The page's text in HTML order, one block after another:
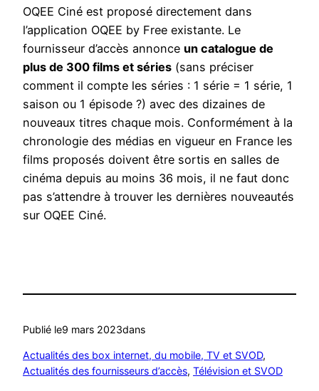
OQEE Ciné est proposé directement dans
l’application OQEE by Free existante. Le
fournisseur d’accès annonce un catalogue de
plus de 300 films et séries (sans préciser
comment il compte les séries : 1 série = 1 série, 1
saison ou 1 épisode ?) avec des dizaines de
nouveaux titres chaque mois. Conformément à la
chronologie des médias en vigueur en France les
films proposés doivent être sortis en salles de
cinéma depuis au moins 36 mois, il ne faut donc
pas s’attendre à trouver les dernières nouveautés
sur OQEE Ciné.
Publié le9 mars 2023dans
Actualités des box internet, du mobile, TV et SVOD
Actualités des fournisseurs d’accès, Télévision et SVOD